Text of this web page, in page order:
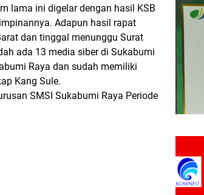
lama ini digelar dengan hasil KSB
Adapun hasil rapat
dan tinggal menunggu Surat
ada 13 media siber di Sukabumi
Raya dan sudah memiliki
Kang Sule.
SMSI Sukabumi Raya Periode